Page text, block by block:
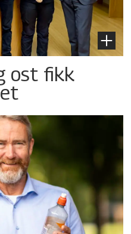
ost fikk